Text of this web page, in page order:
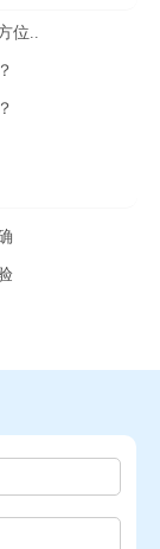
位..